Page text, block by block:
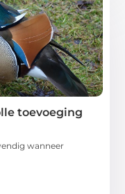
toevoeging
wanneer